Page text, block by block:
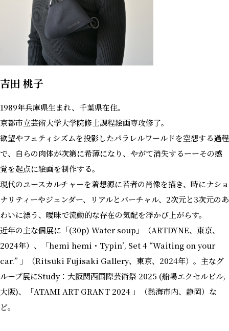
吉田 桃子
1989年兵庫県生まれ、千葉県在住。
京都市立芸術大学大学院修士課程絵画専攻修了。
欲望やフェティシズムを投影したパラレルワールドを空想する過程
で、自らの肉体が次第に希薄になり、やがて消失するーーその感
覚を起点に絵画を制作する。
現代のユースカルチャーを着想源に若者の肖像を描き、時にナショ
ナリティーやジェンダー、リアルとバーチャル、2次元と3次元のあ
わいに漂う、曖昧で流動的な存在の気配を浮かび上がらす。
近年の主な個展に「(30p) Water soup」（ARTDYNE、東京、
2024年）、「hemi hemi・Typin’, Set 4 “Waiting on your
car.” 」（Ritsuki Fujisaki Gallery、東京、2024年）。主なグ
ループ展にStudy：大阪関西国際芸術祭 2025 (船場エクセルビル,
大阪)、「ATAMI ART GRANT 2024 」（熱海市内、静岡）な
ど。